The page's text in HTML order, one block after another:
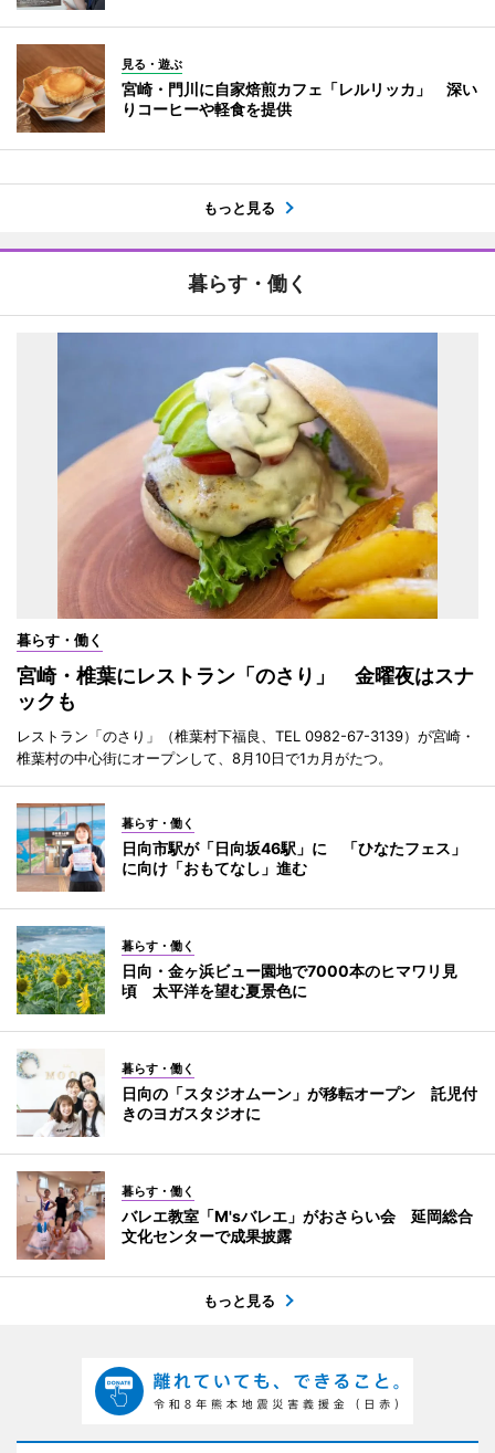
見る・遊ぶ
宮崎・門川に自家焙煎カフェ「レルリッカ」 深い
りコーヒーや軽食を提供
もっと見る
暮らす・働く
暮らす・働く
宮崎・椎葉にレストラン「のさり」 金曜夜はスナ
ックも
レストラン「のさり」（椎葉村下福良、TEL 0982-67-3139）が宮崎・
椎葉村の中心街にオープンして、8月10日で1カ月がたつ。
暮らす・働く
日向市駅が「日向坂46駅」に 「ひなたフェス」
に向け「おもてなし」進む
暮らす・働く
日向・金ヶ浜ビュー園地で7000本のヒマワリ見
頃 太平洋を望む夏景色に
暮らす・働く
日向の「スタジオムーン」が移転オープン 託児付
きのヨガスタジオに
暮らす・働く
バレエ教室「M'sバレエ」がおさらい会 延岡総合
文化センターで成果披露
もっと見る